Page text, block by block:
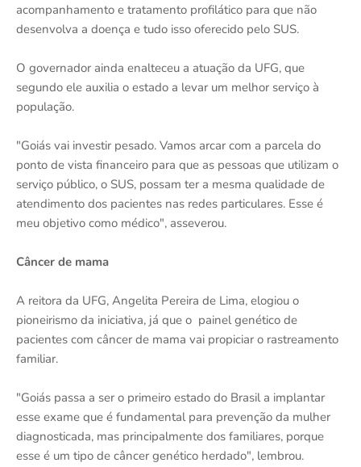
acompanhamento e tratamento profilático para que não
desenvolva a doença e tudo isso oferecido pelo SUS.
O governador ainda enalteceu a atuação da UFG, que
segundo ele auxilia o estado a levar um melhor serviço à
população.
"Goiás vai investir pesado. Vamos arcar com a parcela do
ponto de vista financeiro para que as pessoas que utilizam o
serviço público, o SUS, possam ter a mesma qualidade de
atendimento dos pacientes nas redes particulares. Esse é
meu objetivo como médico", asseverou.
Câncer de mama
A reitora da UFG, Angelita Pereira de Lima, elogiou o
pioneirismo da iniciativa, já que o painel genético de
pacientes com câncer de mama vai propiciar o rastreamento
familiar.
"Goiás passa a ser o primeiro estado do Brasil a implantar
esse exame que é fundamental para prevenção da mulher
diagnosticada, mas principalmente dos familiares, porque
esse é um tipo de câncer genético herdado", lembrou.